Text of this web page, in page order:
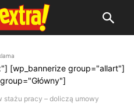
[wp_bannerize group="allart"]
stażu pracy – doliczą umowy